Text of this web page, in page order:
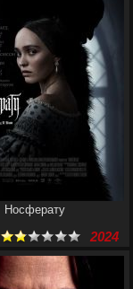
Носферату
2024